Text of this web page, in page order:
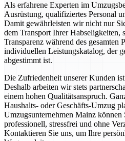
Als erfahrene Experten im
Ausrüstung, qualifiziertes Personal
Damit gewährleisten wir nicht nur
dem Transport Ihrer Habseligkeiten,
Transparenz während des gesamten
individuellen Leistungskatalog, der
abgestimmt ist.
Die Zufriedenheit unserer Kunden
Deshalb arbeiten wir stets
einem hohen Qualitätsanspruch.
Haushalts- oder Geschäfts-Umzug
Umzugsunternehmen Mainz können
professionell, stressfrei und ohne
Kontaktieren Sie uns, um Ihre